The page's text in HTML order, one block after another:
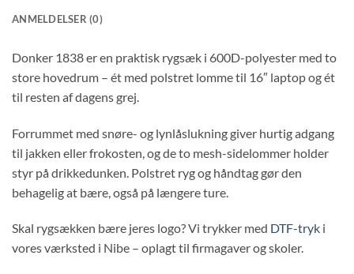
ANMELDELSER (0)
Donker 1838 er en praktisk rygsæk i 600D-polyester med to
store hovedrum – ét med polstret lomme til 16″ laptop og ét
til resten af dagens grej.
Forrummet med snøre- og lynlåslukning giver hurtig adgang
til jakken eller frokosten, og de to mesh-sidelommer holder
styr på drikkedunken. Polstret ryg og håndtag gør den
behagelig at bære, også på længere ture.
Skal rygsækken bære jeres logo? Vi trykker med DTF-tryk i
vores værksted i Nibe – oplagt til firmagaver og skoler.